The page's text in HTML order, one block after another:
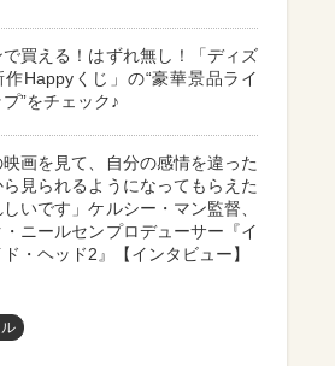
で買える！はずれ無し！「ディズ
作Happyくじ」の“豪華景品ライ
”をチェック♪
映画を見て、自分の感情を違った
見られるようになってもらえた
しいです」ケルシー・マン監督、
・ニールセンプロデューサー『イ
ド・ヘッド2』【インタビュー】